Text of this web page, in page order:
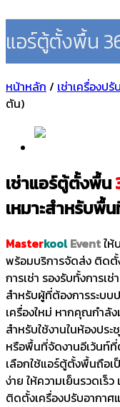
แอร์ตู้ตั้งพื้น
หน้าหลัก / เช่าเครื่องป
ตัน)
เช่าแอร์ตู้ตั้งพื้น
เหมาะสำหรับพื้
Masterkool Eventให้
พร้อมบริการจัดส่ง ติดตั้
การเช่า รองรับทั้งการเ
สำหรับผู้ที่ต้องการระบ
เครื่องใหม่ หากคุณกำลัง
สำหรับใช้งานในห้องปร
หรือพื้นที่จัดงานอีเว้นท์ที่
เลือกใช้แอร์ตู้ตั้งพื้นถือเ
ง่าย ให้ความเย็นรวดเร็
ติดตั้งเครื่องปรับอากาศ